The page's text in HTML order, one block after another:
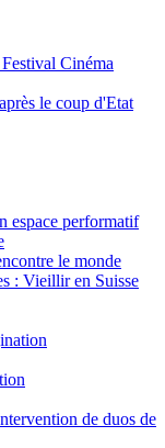
Cinéma
le coup d'Etat
performatif
le monde
: Vieillir en Suisse
de duos de